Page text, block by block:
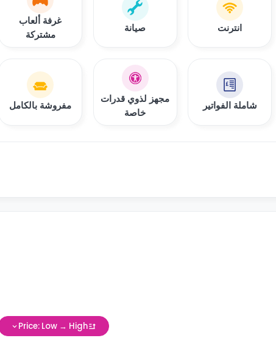
انترنت صيانة
غرفة ألعاب
مشتركة
شاملة الفواتير
مجهز لذوي قدرات
خاصة
مفروشة بالكامل
Price: Low → High